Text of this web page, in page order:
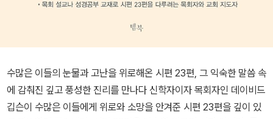
수많은 이들의 눈물과 고난을 위로해온 시편 23편, 그 익숙한 말씀 속
에 감춰진 깊고 풍성한 진리를 만나다 신학자이자 목회자인 데이비드
깁슨이 수많은 이들에게 위로와 소망을 안겨준 시편 23편을 깊이 있